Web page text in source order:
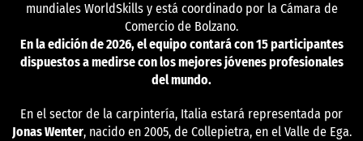
mundiales WorldSkills y está coordinado por la Cámara de
Comercio de Bolzano.
En la edición de 2026, el equipo contará con 15 participantes
dispuestos a medirse con los mejores jóvenes profesionales
del mundo.
En el sector de la carpintería, Italia estará representada por
Jonas Wenter, nacido en 2005, de Collepietra, en el Valle de Ega.